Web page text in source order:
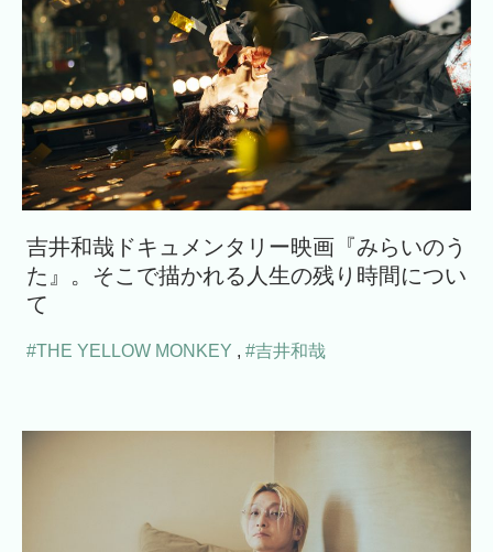
吉井和哉ドキュメンタリー映画『みらいのう
た』。そこで描かれる人生の残り時間につい
て
#THE YELLOW MONKEY , #吉井和哉